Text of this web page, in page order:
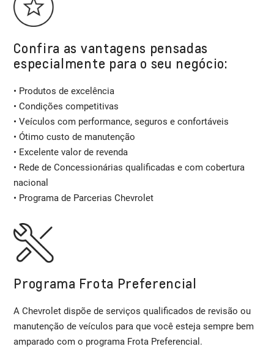
Confira as vantagens pensadas
especialmente para o seu negócio:
• Produtos de excelência
• Condições competitivas
• Veículos com performance, seguros e confortáveis
• Ótimo custo de manutenção
• Excelente valor de revenda
• Rede de Concessionárias qualificadas e com cobertura
nacional
• Programa de Parcerias Chevrolet
Programa Frota Preferencial
A Chevrolet dispõe de serviços qualificados de revisão ou
manutenção de veículos para que você esteja sempre bem
amparado com o programa Frota Preferencial.